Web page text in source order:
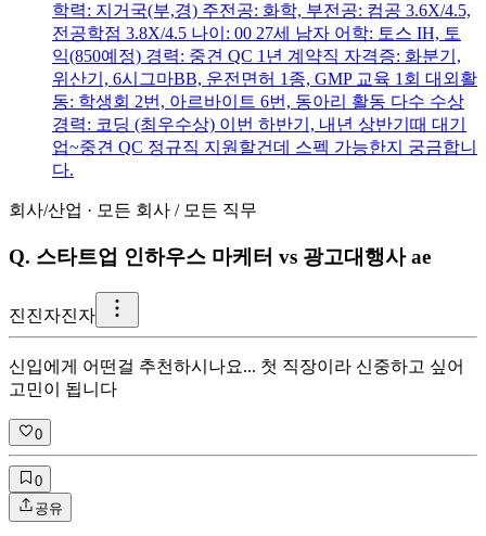
학력: 지거국(부,경) 주전공: 화학, 부전공: 컴공 3.6X/4.5,
전공학점 3.8X/4.5 나이: 00 27세 남자 어학: 토스 IH, 토
익(850예정) 경력: 중견 QC 1년 계약직 자격증: 화분기,
위산기, 6시그마BB, 운전면허 1종, GMP 교육 1회 대외활
동: 학생회 2번, 아르바이트 6번, 동아리 활동 다수 수상
경력: 코딩 (최우수상) 이번 하반기, 내년 상반기때 대기
업~중견 QC 정규직 지원할건데 스펙 가능한지 궁금합니
다.
회사/산업 · 모든 회사 / 모든 직무
Q. 스타트업 인하우스 마케터 vs 광고대행사 ae
진진자진자
신입에게 어떤걸 추천하시나요... 첫 직장이라 신중하고 싶어
고민이 됩니다
0
0
공유